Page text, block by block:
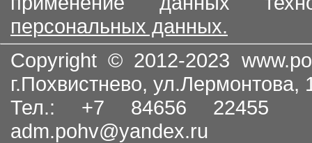
персональных данных.
Copyright © 2012-2023
г.Похвистнево, ул.Лермонтова,
Тел.: +7 84656
adm.pohv@yandex.ru